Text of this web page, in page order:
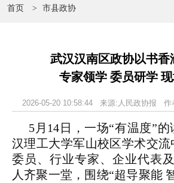
首页 > 市县政协
武汉汉南区政协以书香
专家领学 委员研学
2026-05-20 10:58:44 来源:人民政协报 作
5月14日，一场“有温度”
汉理工大学军山校区学术交
委员、行业专家、企业代表
人齐聚一堂，围绕“超导聚能